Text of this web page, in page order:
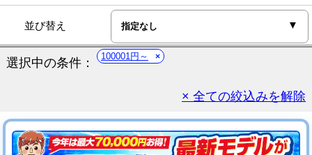
並び替え
選択中の条件： 100001円～
× 全ての絞込みを解除